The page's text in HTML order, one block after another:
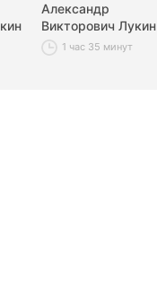
Александр
Викторович Лукин
1 час 35 минут